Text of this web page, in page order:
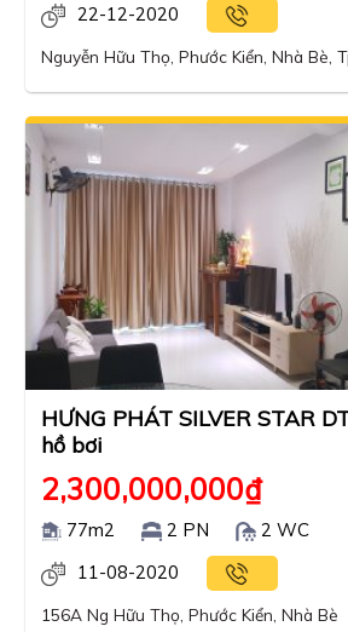
22-12-2020
Nguyễn Hữu Thọ, Phước Kiển, Nhà Bè,
HƯNG PHÁT SILVER STAR
hồ bơi
2,300,000,000₫
77m2 2 PN
2 WC
11-08-2020
156A Ng Hữu Thọ, Phước Kiển, Nhà Bè